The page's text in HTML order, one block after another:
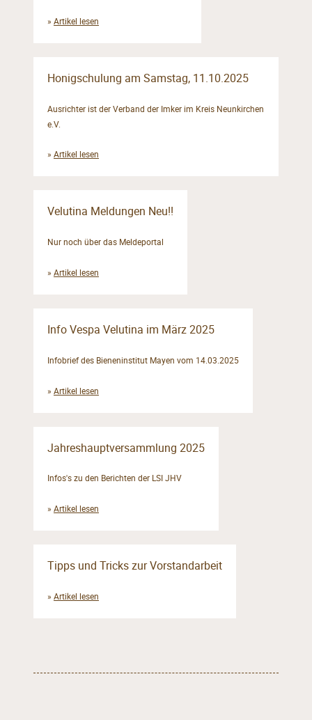
» Artikel lesen
Honigschulung am Samstag, 11.10.2025
Ausrichter ist der Verband der Imker im Kreis Neunkirchen
e.V.
» Artikel lesen
Velutina Meldungen Neu!!
Nur noch über das Meldeportal
» Artikel lesen
Info Vespa Velutina im März 2025
Infobrief des Bieneninstitut Mayen vom 14.03.2025
» Artikel lesen
Jahreshauptversammlung 2025
Infos's zu den Berichten der LSI JHV
» Artikel lesen
Tipps und Tricks zur Vorstandarbeit
» Artikel lesen